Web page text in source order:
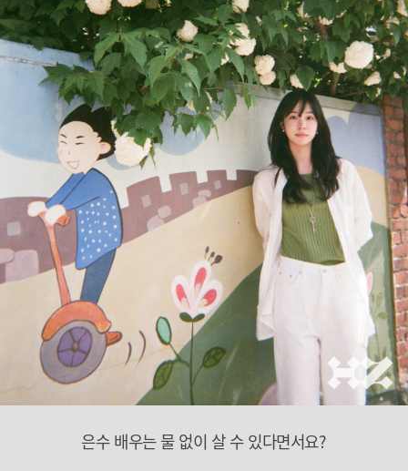
은수 배우는 물 없이 살 수 있다면서요?